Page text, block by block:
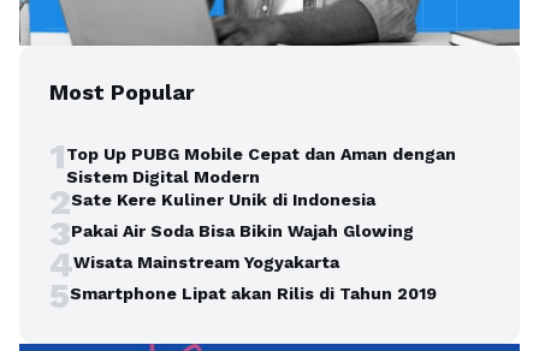
Most Popular
1Top Up PUBG Mobile Cepat dan Aman dengan
Sistem Digital Modern
2Sate Kere Kuliner Unik di Indonesia
3Pakai Air Soda Bisa Bikin Wajah Glowing
4Wisata Mainstream Yogyakarta
5Smartphone Lipat akan Rilis di Tahun 2019